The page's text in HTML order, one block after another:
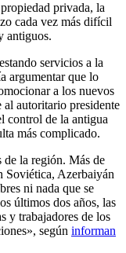
privada, la
cada vez más difícil
antiguos.
servicios a la
argumentar que lo
a los nuevos
autoritario presidente
control de la antigua
más complicado.
de la región. Más de
Soviética, Azerbaiyán
ni nada que se
últimos dos años, las
y trabajadores de los
según informan